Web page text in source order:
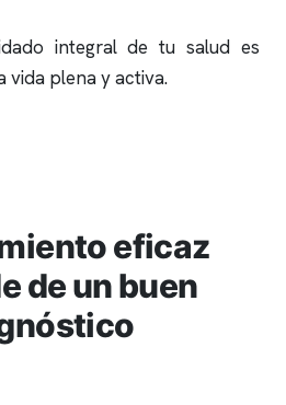
integral de tu salud es
vida plena y activa.
eficaz
de un buen